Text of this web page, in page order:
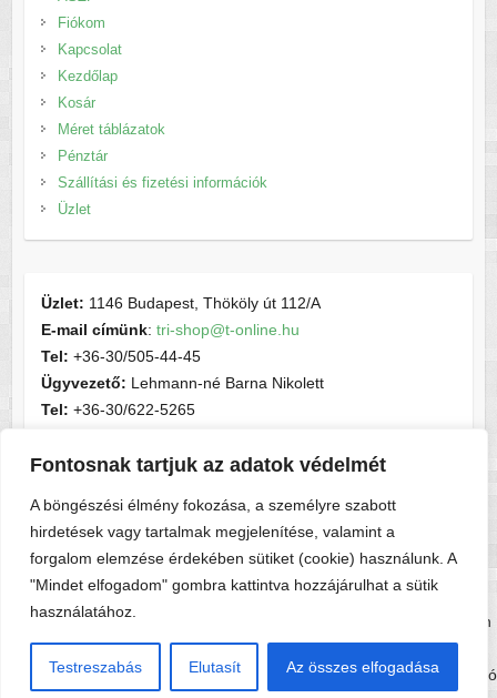
Fontosnak tartjuk az adatok védelmét
A böngészési élmény fokozása, a személyre szabott
hirdetések vagy tartalmak megjelenítése, valamint a
forgalom elemzése érdekében sütiket (cookie) használunk. A
"Mindet elfogadom" gombra kattintva hozzájárulhat a sütik
használatához.
Testreszabás Elutasít Az összes elfogadása
Fiókom
Kapcsolat
Kezdőlap
Kosár
Méret táblázatok
Pénztár
Szállítási és fizetési információk
Üzlet
Üzlet: 1146 Budapest, Thököly út 112/A
E-mail címünk: tri-shop@t-online.hu
Tel: +36-30/505-44-45
Ügyvezető: Lehmann-né Barna Nikolett
Tel: +36-30/622-5265
Cégjegyzékszám:cg05-06-015156
Copyright © 2026Tri-shop . A sablont készítette:ColorlibMűködteti:WordPress